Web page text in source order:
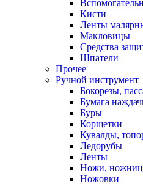
Кисти
Ленты
Макловицы
Средства
Шпатели
Прочее
Ручной инструмент
Бокорезы,
Бумага
Буры
Корщетки
Кувалды,
Ледорубы
Ленты
Ножи,
Ножовки